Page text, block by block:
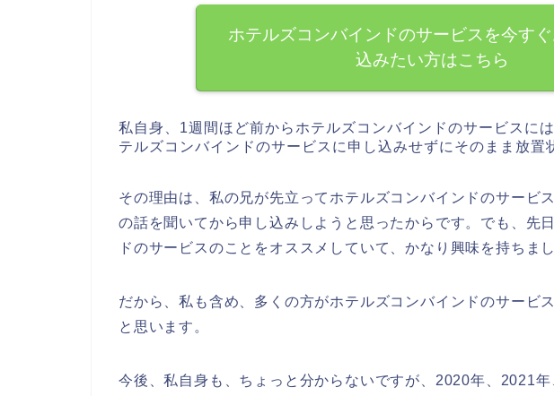
ホテルズコンバインドのサービスを今す
込みたい方はこちら
私自身、1週間ほど前からホテルズコンバインドのサービスに
テルズコンバインドのサービスに申し込みせずにそのまま放置
その理由は、私の兄が先立ってホテルズコンバインドのサービ
の話を聞いてから申し込みしようと思ったからです。でも、先
ドのサービスのことをオススメしていて、かなり興味を持ちまし
だから、私も含め、多くの方がホテルズコンバインドのサービ
と思います。
今後、私自身も、ちょっと分からないですが、2020年、2021